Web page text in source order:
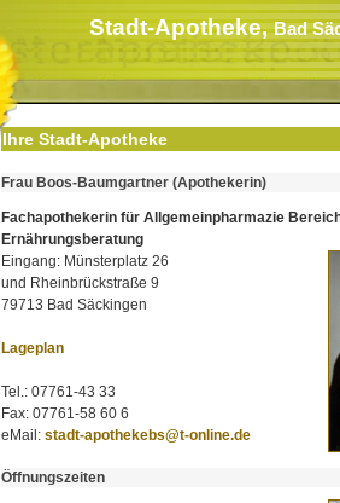
Stadt-Apotheke,Bad
Ihre Stadt-Apotheke
Frau Boos-Baumgartner (Apothekerin)
Fachapothekerin für Allgemeinpharmazie
Ernährungsberatung
Eingang: Münsterplatz 26
und Rheinbrückstraße 9
79713 Bad Säckingen
Lageplan
Tel.: 07761-43 33
Fax: 07761-58 60 6
eMail: stadt-apothekebs@t-online.de
Öffnungszeiten